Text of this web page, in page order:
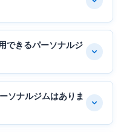
できるパーソナルジ
ソナルジムはありま